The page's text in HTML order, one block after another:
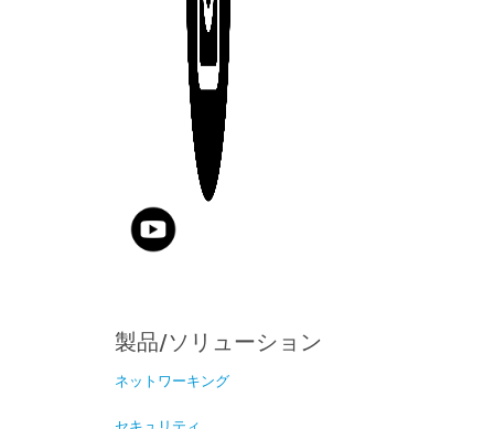
製品/ソリューション
ネットワーキング